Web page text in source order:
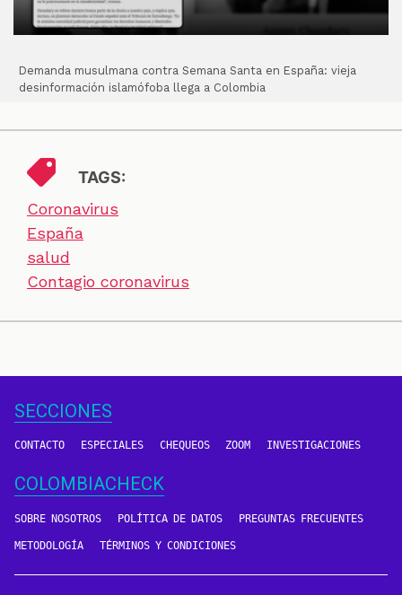
Demanda musulmana contra Semana Santa en España: vieja
desinformación islamófoba llega a Colombia
TAGS:
Coronavirus
España
salud
Contagio coronavirus
SECCIONES
CONTACTO ESPECIALES CHEQUEOS ZOOM INVESTIGACIONES
COLOMBIACHECK
SOBRE NOSOTROS POLÍTICA DE DATOS PREGUNTAS FRECUENTES
METODOLOGÍA TÉRMINOS Y CONDICIONES